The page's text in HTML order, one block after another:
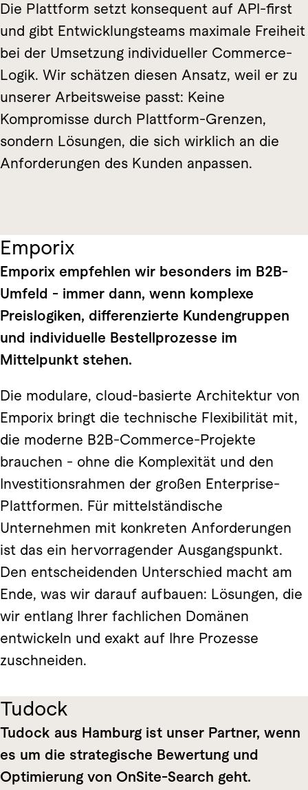
Die Plattform setzt konsequent auf API-first
und gibt Entwicklungsteams maximale Freiheit
bei der Umsetzung individueller Commerce-
Logik. Wir schätzen diesen Ansatz, weil er zu
unserer Arbeitsweise passt: Keine
Kompromisse durch Plattform-Grenzen,
sondern Lösungen, die sich wirklich an die
Anforderungen des Kunden anpassen.
Emporix
Emporix empfehlen wir besonders im B2B-
Umfeld - immer dann, wenn komplexe
Preislogiken, differenzierte Kundengruppen
und individuelle Bestellprozesse im
Mittelpunkt stehen.
Die modulare, cloud-basierte Architektur von
Emporix bringt die technische Flexibilität mit,
die moderne B2B-Commerce-Projekte
brauchen - ohne die Komplexität und den
Investitionsrahmen der großen Enterprise-
Plattformen. Für mittelständische
Unternehmen mit konkreten Anforderungen
ist das ein hervorragender Ausgangspunkt.
Den entscheidenden Unterschied macht am
Ende, was wir darauf aufbauen: Lösungen, die
wir entlang Ihrer fachlichen Domänen
entwickeln und exakt auf Ihre Prozesse
zuschneiden.
Tudock
Tudock aus Hamburg ist unser Partner, wenn
es um die strategische Bewertung und
Optimierung von OnSite-Search geht.